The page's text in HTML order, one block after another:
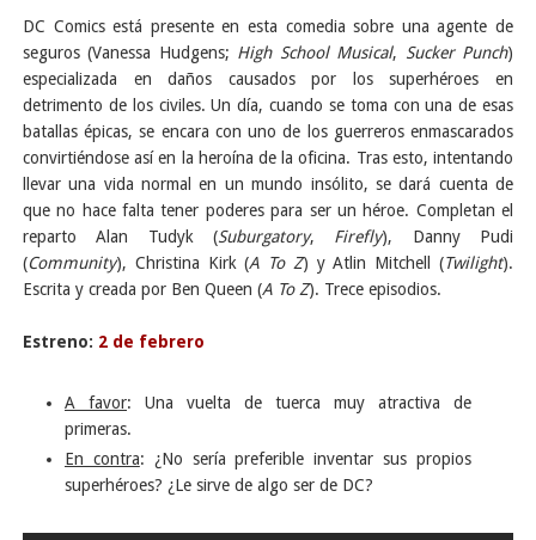
DC Comics está presente en esta comedia sobre una agente de
seguros (Vanessa Hudgens; High School Musical, Sucker Punch)
especializada en daños causados por los superhéroes en
detrimento de los civiles. Un día, cuando se toma con una de esas
batallas épicas, se encara con uno de los guerreros enmascarados
convirtiéndose así en la heroína de la oficina. Tras esto, intentando
llevar una vida normal en un mundo insólito, se dará cuenta de
que no hace falta tener poderes para ser un héroe. Completan el
reparto Alan Tudyk (Suburgatory, Firefly), Danny Pudi
(Community), Christina Kirk (A To Z) y Atlin Mitchell (Twilight).
Escrita y creada por Ben Queen (A To Z). Trece episodios.
Estreno: 2 de febrero
A favor: Una vuelta de tuerca muy atractiva de
primeras.
En contra: ¿No sería preferible inventar sus propios
superhéroes? ¿Le sirve de algo ser de DC?